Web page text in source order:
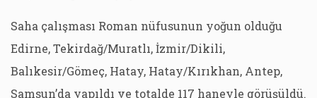
Saha çalışması Roman nüfusunun yoğun olduğu
Edirne, Tekirdağ/Muratlı, İzmir/Dikili,
Balıkesir/Gömeç, Hatay, Hatay/Kırıkhan, Antep,
Samsun’da yapıldı ve totalde 117 haneyle görüşüldü.